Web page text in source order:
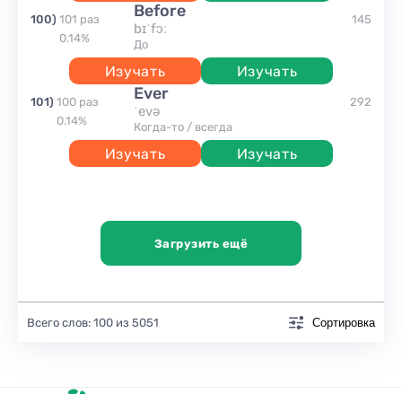
100) 101 раз
0.14%
before
bɪˈfɔː
до
Изучать Изучать
145
101) 100 раз
0.14%
ever
ˈevə
когда-то / всегда
Изучать Изучать
292
Загрузить ещё
Всего слов: 100 из 5051 Сортировка